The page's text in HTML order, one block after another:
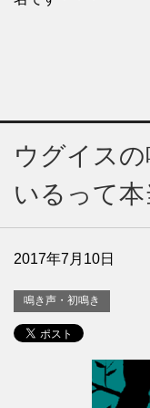
ウグイス
いるって本
2017年7月10日
鳴き声・初鳴き